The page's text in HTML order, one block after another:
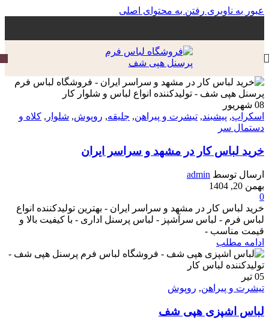
عبور به ناوبری رفتن به محتوای اصلی
08 شهریور‍
اسکراپ, پیشبند, تیشرت و پیراهن, جلیقه, روپوش, شلوار , کلاه و
دستمال سر
خرید لباس کار در مشهد و سراسر ایران
ارسال توسط admin
بهمن 20, 1404
0
خرید لباس کار در مشهد و سراسر ایران - بهترین تولیدکننده انواع
لباس فرم - لباس سرآشپز - لباس پرسنل اداری - با کیفیت بالا و
قیمت مناسب -
ادامه مطلب
05 تیر
تیشرت و پیراهن, روپوش
لباس اشپزی هپی شف